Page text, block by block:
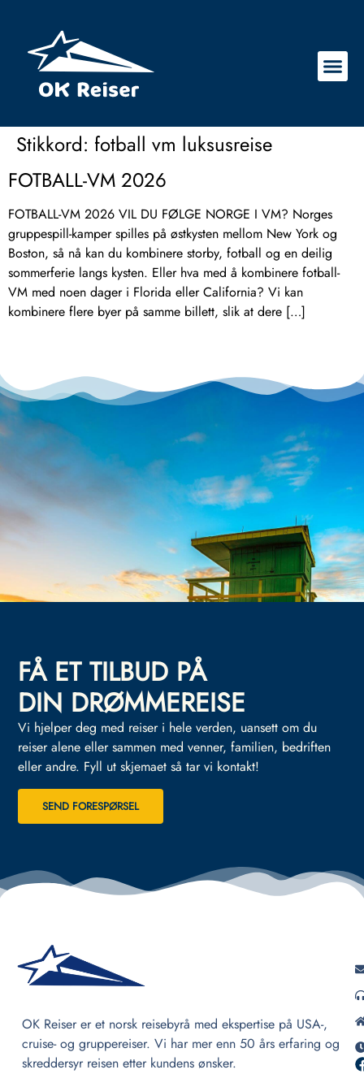
Stikkord: fotball vm luksusreise
FOTBALL-VM 2026
FOTBALL-VM 2026 VIL DU FØLGE NORGE I VM? Norges
gruppespill-kamper spilles på østkysten mellom New York og
Boston, så nå kan du kombinere storby, fotball og en deilig
sommerferie langs kysten. Eller hva med å kombinere fotball-
VM med noen dager i Florida eller California? Vi kan
kombinere flere byer på samme billett, slik at dere […]
FÅ ET TILBUD PÅ
DIN DRØMMEREISE
Vi hjelper deg med reiser i hele verden, uansett om du
reiser alene eller sammen med venner, familien, bedriften
eller andre. Fyll ut skjemaet så tar vi kontakt!
SEND FORESPØRSEL
OK Reiser er et norsk reisebyrå med ekspertise på USA-,
cruise- og gruppereiser. Vi har mer enn 50 års erfaring og
skreddersyr reisen etter kundens ønsker.